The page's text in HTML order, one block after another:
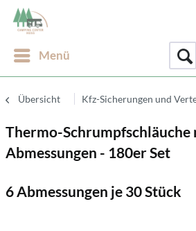
Menü
Übersicht Kfz-Sicherungen und
Thermo-Schrumpfschläuche
Abmessungen - 180er Set
6 Abmessungen je 30 Stück